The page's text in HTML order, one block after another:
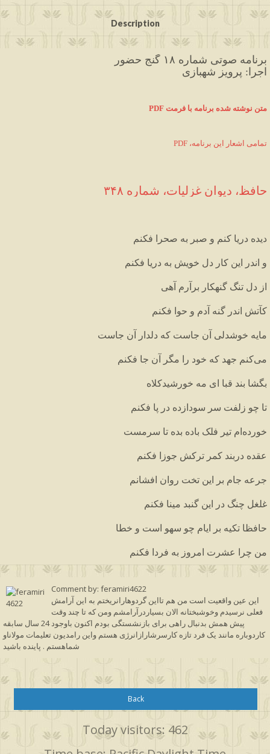
Description
برنامه صوتی شماره ۱۸ گنج حضور
اجرا: پرویز شهبازی
PDF متن نوشته شده برنامه با فرمت
PDF ،تمامی اشعار این برنامه
حافظ، دیوان غزلیات، شماره ۳۴۸
دیده دریا کنم و صبر به صحرا فکنم
و اندر این کار دل خویش به دریا فکنم
از دل تنگ گنهکار برآرم آهی
کآتش اندر گنه آدم و حوا فکنم
مایه خوشدلی آن جاست که دلدار آن جاست
می‌کنم جهد که خود را مگر آن جا فکنم
بگشا بند قبا ای مه خورشیدکلاه
تا چو زلفت سر سودازده در پا فکنم
خورده‌ام تیر فلک باده بده تا سرمست
عقده دربند کمر ترکش جوزا فکنم
جرعه جام بر این تخت روان افشانم
غلغل چنگ در این گنبد مینا فکنم
حافظا تکیه بر ایام چو سهو است و خطا
من چرا عشرت امروز به فردا فکنم
Comment by: feramiri4622
این عین واقعیت است من هم تااین گردوهارانریختم به این آرامش
فعلی نرسیدم وخوشبختانه الان بسیاردرآرامشم ومن که تا چند وقت
پیش همش بدنبال راهی برای بازنشستگی بودم اکنون باوجود 24 سال سابقه
کاردوباره مانند یک فرد تازه کارسرشارازانرژی هستم واین رامدیون تعلیمات مولاناو
شماهستم . پاینده باشید
Back
Today visitors: 462